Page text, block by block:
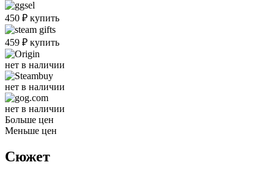
450 ₽ купить
459 ₽ купить
нет в наличии
нет в наличии
нет в наличии
Больше цен
Меньше цен
Сюжет